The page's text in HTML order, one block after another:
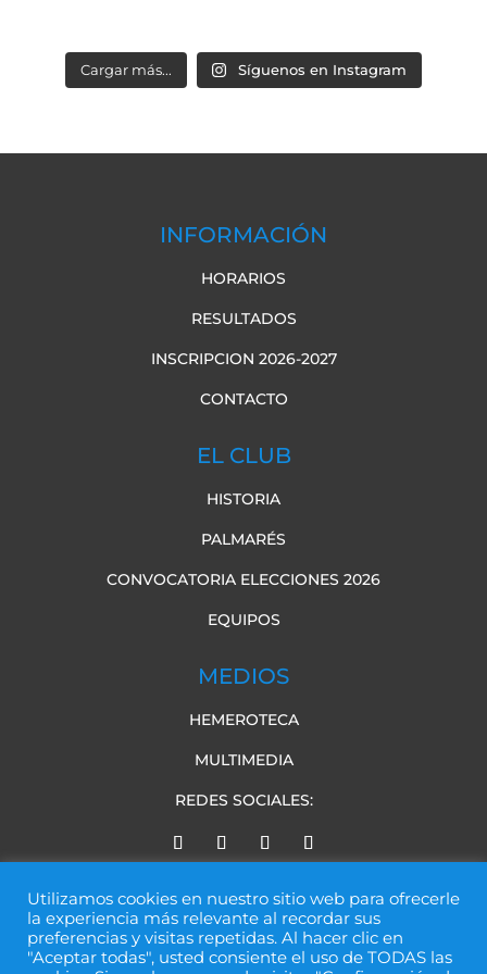
Cargar más... Síguenos en Instagram
INFORMACIÓN
HORARIOS
RESULTADOS
INSCRIPCION 2026-2027
CONTACTO
EL CLUB
HISTORIA
PALMARÉS
CONVOCATORIA ELECCIONES 2026
EQUIPOS
MEDIOS
HEMEROTECA
MULTIMEDIA
REDES SOCIALES:
Utilizamos cookies en nuestro sitio web para ofrecerle
la experiencia más relevante al recordar sus
preferencias y visitas repetidas. Al hacer clic en
"Aceptar todas", usted consiente el uso de TODAS las